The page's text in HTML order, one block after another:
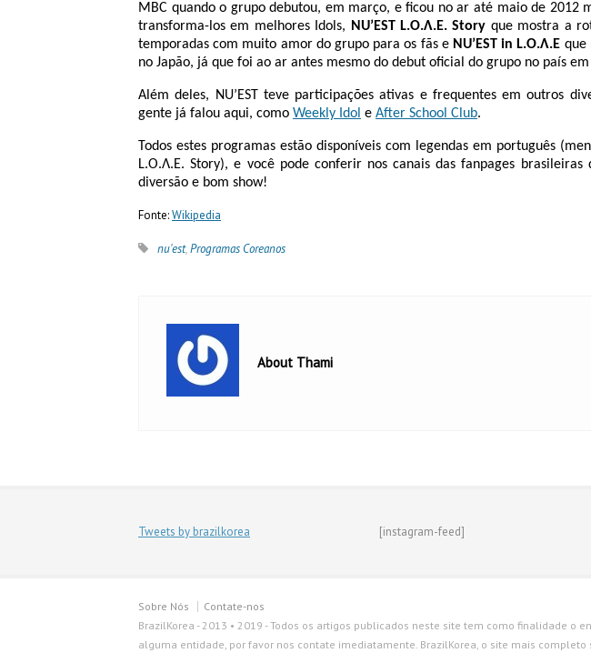
MBC quando o grupo debutou, em março, e ficou no ar até maio de 2012
transforma-los em melhores Idols, NU’EST L.O.Λ.E. Story que mostra a
temporadas com muito amor do grupo para os fãs e NU’EST in L.O.Λ.E que
no Japão, já que foi ao ar antes mesmo do debut oficial do grupo no país em
Além deles, NU’EST teve participações ativas e frequentes em outros
gente já falou aqui, como Weekly Idol e After School Club.
Todos estes programas estão disponíveis com legendas em português
L.O.Λ.E. Story), e você pode conferir nos canais das fanpages brasileiras
diversão e bom show!
Fonte:Wikipedia
nu'est,Programas Coreanos
About Thami
Tweets by brazilkorea [instagram-feed]
Sobre Nós
Contate-nos
BrazilKorea - 2013 • 2019 - Todos os artigos publicados neste site tem como finalidade
alguma entidade, por favor nos contate imediatamente. BrazilKorea, o site mais completo